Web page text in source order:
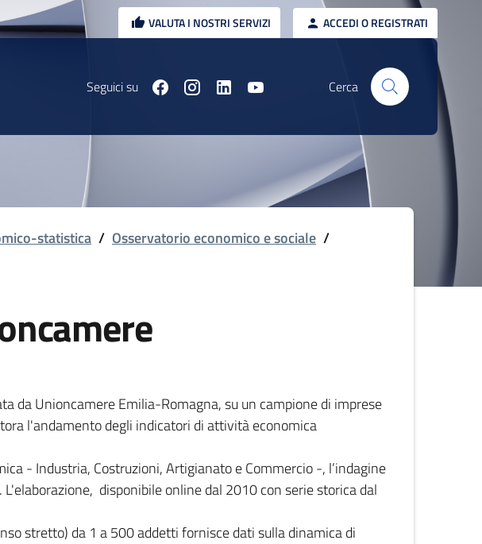
VALUTA I NOSTRI SERVIZI ACCEDI O REGISTRATI
Seguici su Cerca
statistica / Osservatorio economico e sociale /
da Unioncamere Emilia-Romagna, su un campione di imprese
l'andamento degli indicatori di attività economica
- Industria, Costruzioni, Artigianato e Commercio -, l’indagine
disponibile online dal 2010 con serie storica dal
stretto) da 1 a 500 addetti fornisce dati sulla dinamica di